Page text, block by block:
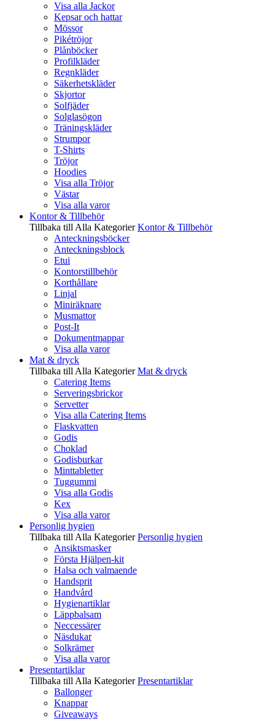
Visa alla Jackor
Kepsar och hattar
Mössor
Pikétröjor
Plånböcker
Profilkläder
Regnkläder
Säkerhetskläder
Skjortor
Solfjäder
Solglasögon
Träningskläder
Strumpor
T-Shirts
Tröjor
Hoodies
Visa alla Tröjor
Västar
Visa alla varor
Kontor & Tillbehör
Tillbaka till Alla Kategorier Kontor & Tillbehör
Anteckningsböcker
Anteckningsblock
Etui
Kontorstillbehör
Korthållare
Linjal
Miniräknare
Musmattor
Post-It
Dokumentmappar
Visa alla varor
Mat & dryck
Tillbaka till Alla Kategorier Mat & dryck
Catering Items
Serveringsbrickor
Servetter
Visa alla Catering Items
Flaskvatten
Godis
Choklad
Godisburkar
Minttabletter
Tuggummi
Visa alla Godis
Kex
Visa alla varor
Personlig hygien
Tillbaka till Alla Kategorier Personlig hygien
Ansiktsmasker
Första Hjälpen-kit
Halsa och valmaende
Handsprit
Handvård
Hygienartiklar
Läppbalsam
Neccessärer
Näsdukar
Solkrämer
Visa alla varor
Presentartiklar
Tillbaka till Alla Kategorier Presentartiklar
Ballonger
Knappar
Giveaways